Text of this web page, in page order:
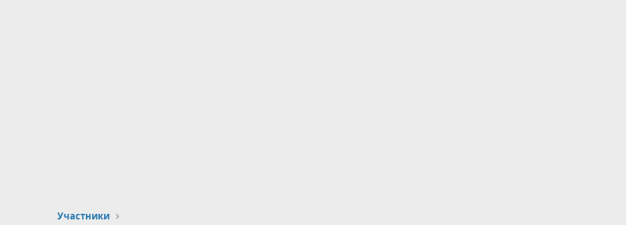
Участники